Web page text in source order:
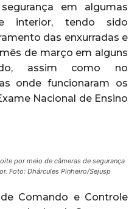
em algumas
interior, tendo sido
das enxurradas e
de março em alguns
assim como no
onde funcionaram os
Nacional de Ensino
por meio de câmeras de segurança
Foto: Dhárcules Pinheiro/Sejusp
Comando e Controle